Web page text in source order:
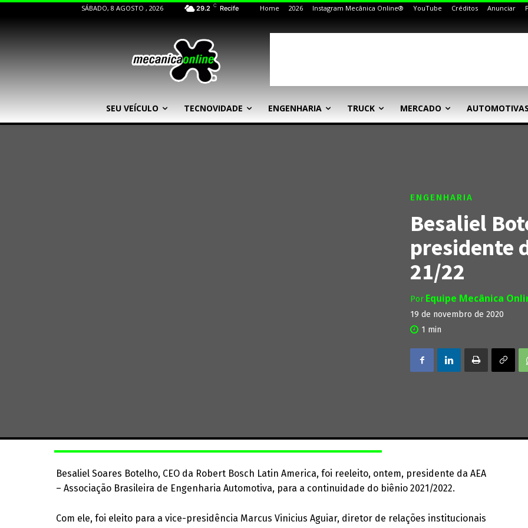
SÁBADO, 8 AGOSTO , 2026 29.2 C Recife Home 2026 Instagram Mecânica Online® YouTube Créditos Anunciar
SEU VEÍCULO TECNOVIDADE ENGENHARIA TRUCK MERCADO
ENGENHARIA
Besaliel
presidente
21/22
Por Equipe Mecânica
19 de novembro de 2020
1 min
Besaliel Soares Botelho, CEO da Robert Bosch Latin America, foi reeleito, ontem, presidente da AEA
– Associação Brasileira de Engenharia Automotiva, para a continuidade do biênio 2021/2022.
Com ele, foi eleito para a vice-presidência Marcus Vinicius Aguiar, diretor de relações institucionais